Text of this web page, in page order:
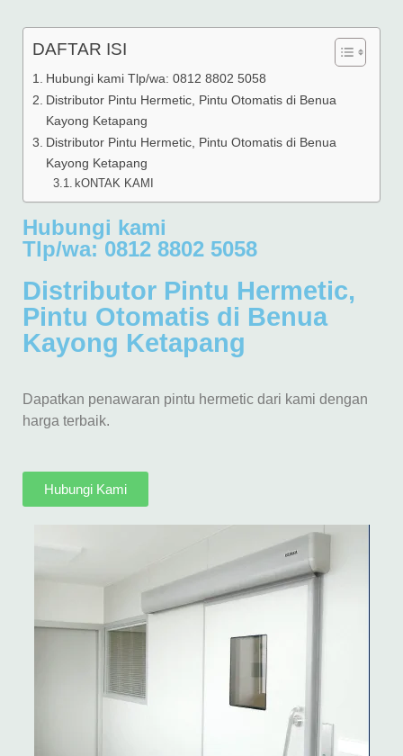
DAFTAR ISI
Hubungi kami Tlp/wa: 0812 8802 5058
Distributor Pintu Hermetic, Pintu Otomatis di Benua
Kayong Ketapang
Distributor Pintu Hermetic, Pintu Otomatis di Benua
Kayong Ketapang
kONTAK KAMI
Hubungi kami
Tlp/wa: 0812 8802 5058
Distributor Pintu Hermetic,
Pintu Otomatis di Benua
Kayong Ketapang
Dapatkan penawaran pintu hermetic dari kami dengan
harga terbaik.
Hubungi Kami